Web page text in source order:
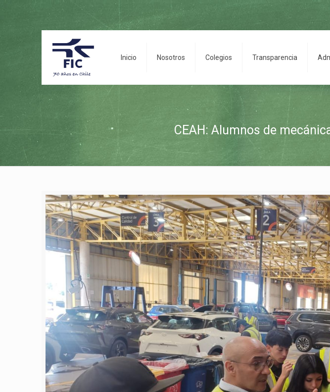
Inicio Nosotros Colegios Transparencia
CEAH: Alumnos de